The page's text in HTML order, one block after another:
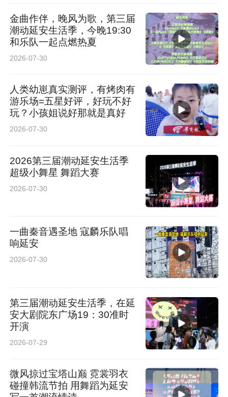
金曲作伴，晚风为歌，第三届
潮动延安生活季，今晚19:30
和乐队一起点燃热夏
2026-07-30
人类幼崽真实测评，有烤肉有
游乐场=五星好评，好玩不好
玩？小孩姐说好那就是真好
2026-07-30
2026第三届潮动延安生活季
超级小舞星 舞蹈大赛
2026-07-30
一曲秦音遇圣地 寇麟乐队唱
响延安
2026-07-30
第三届潮动延安生活季，在延
安大剧院东广场19：30准时
开演
2026-07-29
微风掠过宝塔山巅 霓裳羽衣
碰撞韩流节拍 用舞蹈为延安